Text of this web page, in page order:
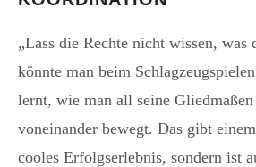
„Lass die Rechte nicht wissen, was
könnte man beim
lernt, wie man all seine Gliedmaßen
voneinander bewegt. Das gibt
cooles Erfolgserlebnis, sondern ist